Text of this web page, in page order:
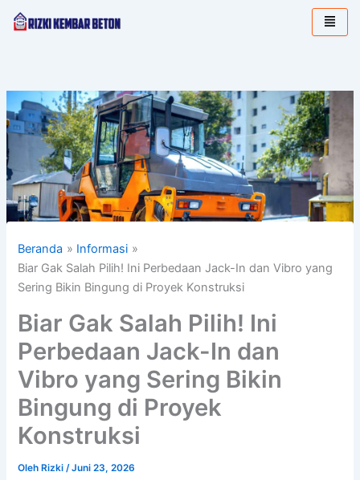
Lewati
Beranda
Informasi
Biar Gak Salah Pilih! Ini Perbedaan Jack-In dan Vibro yang
Sering Bikin Bingung di Proyek Konstruksi
Biar Gak Salah Pilih! Ini
Perbedaan Jack-In dan
Vibro yang Sering Bikin
Bingung di Proyek
Konstruksi
Oleh Rizki/Juni 23, 2026